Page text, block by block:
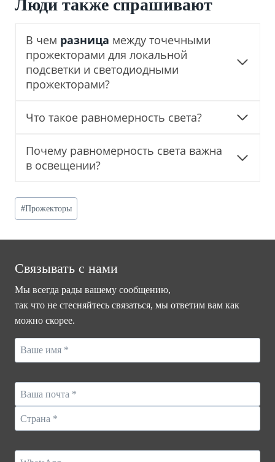
Люди также спрашивают
В чем разница между точечными
прожекторами для локальной
подсветки и светодиодными
прожекторами?
Что такое равномерность света?
Почему равномерность света важна
в освещении?
Post
Tags:
#Прожекторы
Связывать с нами
Мы всегда рады вашему сообщению,
так что не стесняйтесь связаться, мы ответим вам как
можно скорее.